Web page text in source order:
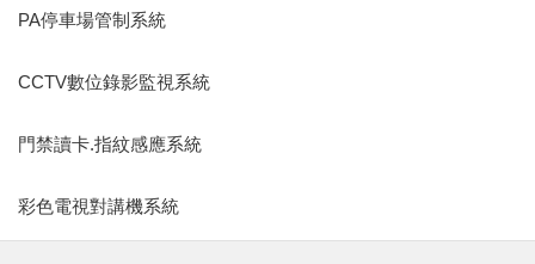
PA停車場管制系統
CCTV數位錄影監視系統
門禁讀卡.指紋感應系統
彩色電視對講機系統